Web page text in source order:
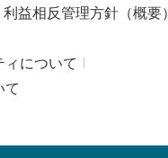
利益相反管理方針（概要）
について
て